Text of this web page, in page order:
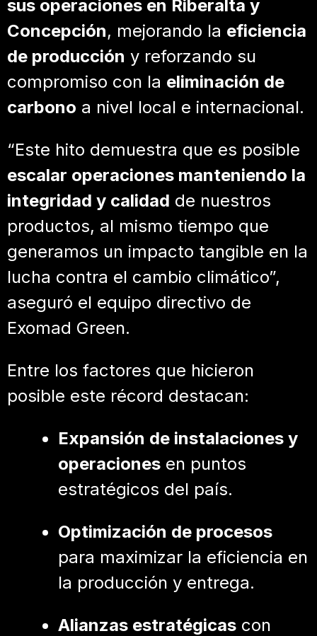
sus operaciones en Riberalta y
Concepción, mejorando la eficiencia
de producción y reforzando su
compromiso con la eliminación de
carbono a nivel local e internacional.
“Este hito demuestra que es posible
escalar operaciones manteniendo la
integridad y calidad de nuestros
productos, al mismo tiempo que
generamos un impacto tangible en la
lucha contra el cambio climático”,
aseguró el equipo directivo de
Exomad Green.
Entre los factores que hicieron
posible este récord destacan:
Expansión de instalaciones y
operaciones en puntos
estratégicos del país.
Optimización de procesos
para maximizar la eficiencia en
la producción y entrega.
Alianzas estratégicas con